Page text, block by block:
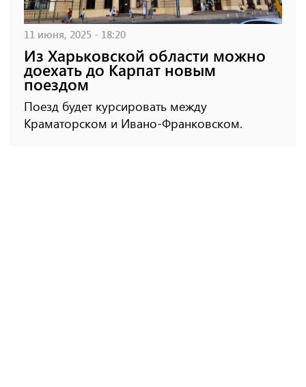
11 июня, 2025 - 18:20
Из Харьковской области можно
доехать до Карпат новым
поездом
Поезд будет курсировать между
Краматорском и Ивано-Франковском.